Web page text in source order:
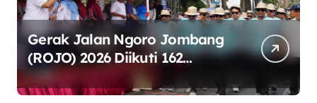
Gerak Jalan Ngoro Jombang
(ROJO) 2026 Diikuti 162
Peserta, Bupati Jombang
Tekankan Disiplin dan